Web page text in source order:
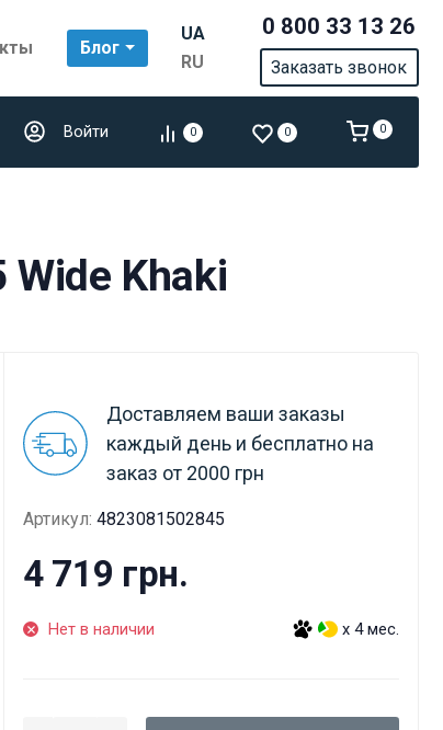
Блог
UA
RU
0 800 33 13 26
Заказать звонок
Войти 0 0 0
Khaki
Доставляем ваши заказы
каждый день и бесплатно на
заказ от 2000 грн
Артикул: 4823081502845
4 719 грн.
Нет в наличии x 4 мес.